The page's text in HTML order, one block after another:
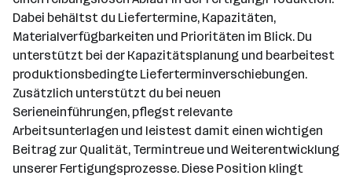
Dabei behältst du Liefertermine, Kapazitäten,
Materialverfügbarkeiten und Prioritäten im Blick. Du
unterstützt bei der Kapazitätsplanung und bearbeitest
produktionsbedingte Lieferterminverschiebungen.
Zusätzlich unterstützt du bei neuen
Serieneinführungen, pflegst relevante
Arbeitsunterlagen und leistest damit einen wichtigen
Beitrag zur Qualität, Termintreue und Weiterentwicklung
unserer Fertigungsprozesse. Diese Position klingt